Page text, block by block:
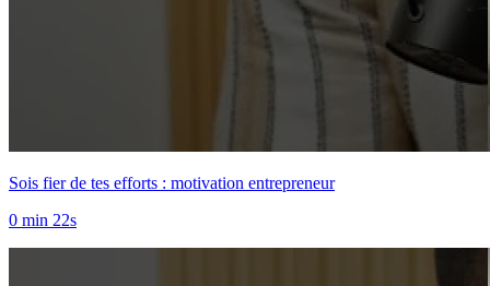
Sois fier de tes efforts : motivation entrepreneur
0 min 22s